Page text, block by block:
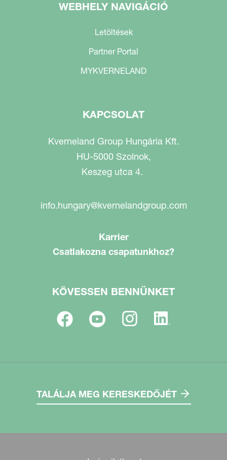
WEBHELY NAVIGÁCIÓ
Letöltések
Partner Portal
MYKVERNELAND
KAPCSOLAT
Kverneland Group Hungária Kft.
HU-5000 Szolnok,
Keszeg utca 4.
info.hungary@kvernelandgroup.com
Karrier
Csatlakozna csapatunkhoz?
KÖVESSEN BENNÜNKET
TALÁLJA MEG KERESKEDŐJÉT